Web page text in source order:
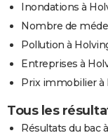
Inondations à
Nombre de
Pollution à
Entreprises à
Prix immobilier à
Tous les
Résultats du bac